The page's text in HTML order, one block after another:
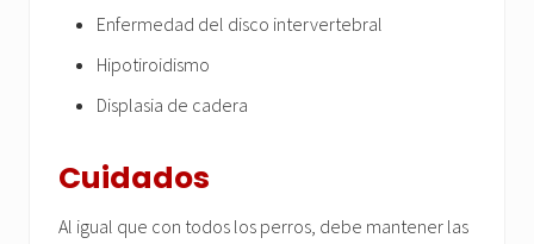
Enfermedad del disco intervertebral
Hipotiroidismo
Displasia de cadera
Cuidados
Al igual que con todos los perros, debe mantener las